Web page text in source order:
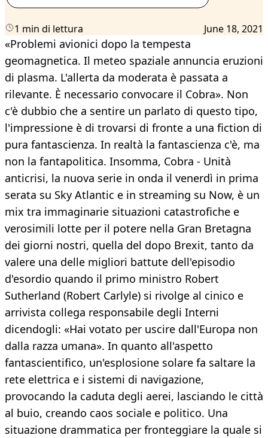
1 min di lettura June 18, 2021
«Problemi avionici dopo la tempesta
geomagnetica. Il meteo spaziale annuncia eruzioni
di plasma. L'allerta da moderata è passata a
rilevante. È necessario convocare il Cobra». Non
c'è dubbio che a sentire un parlato di questo tipo,
l'impressione è di trovarsi di fronte a una fiction di
pura fantascienza. In realtà la fantascienza c'è, ma
non la fantapolitica. Insomma, Cobra - Unità
anticrisi, la nuova serie in onda il venerdì in prima
serata su Sky Atlantic e in streaming su Now, è un
mix tra immaginarie situazioni catastrofiche e
verosimili lotte per il potere nella Gran Bretagna
dei giorni nostri, quella del dopo Brexit, tanto da
valere una delle migliori battute dell'episodio
d'esordio quando il primo ministro Robert
Sutherland (Robert Carlyle) si rivolge al cinico e
arrivista collega responsabile degli Interni
dicendogli: «Hai votato per uscire dall'Europa non
dalla razza umana». In quanto all'aspetto
fantascientifico, un'esplosione solare fa saltare la
rete elettrica e i sistemi di navigazione,
provocando la caduta degli aerei, lasciando le città
al buio, creando caos sociale e politico. Una
situazione drammatica per fronteggiare la quale si